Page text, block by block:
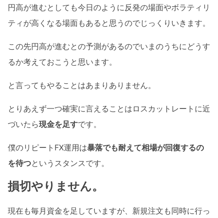
円高が進むとしても今日のように反発の場面やボラティリ
ティが高くなる場面もあると思うのでじっくりいきます。
この先円高が進むとの予測があるのでいまのうちにどうす
るか考えておこうと思います。
と言ってもやることはあまりありません。
とりあえず一つ確実に言えることはロスカットレートに近
づいたら現金を足すです。
僕のリピートFX運用は暴落でも耐えて相場が回復するの
を待つというスタンスです。
損切やりません。
現在も毎月資金を足していますが、新規注文も同時に行っ